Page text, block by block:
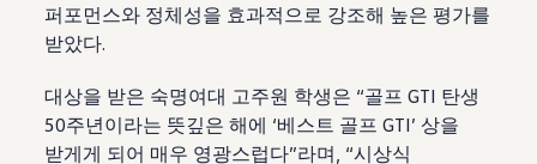
퍼포먼스와 정체성을 효과적으로 강조해 높은 평가를
받았다.
대상을 받은 숙명여대 고주원 학생은 “골프 GTI 탄생
50주년이라는 뜻깊은 해에 ‘베스트 골프 GTI’ 상을
받게게 되어 매우 영광스럽다”라며, “시상식